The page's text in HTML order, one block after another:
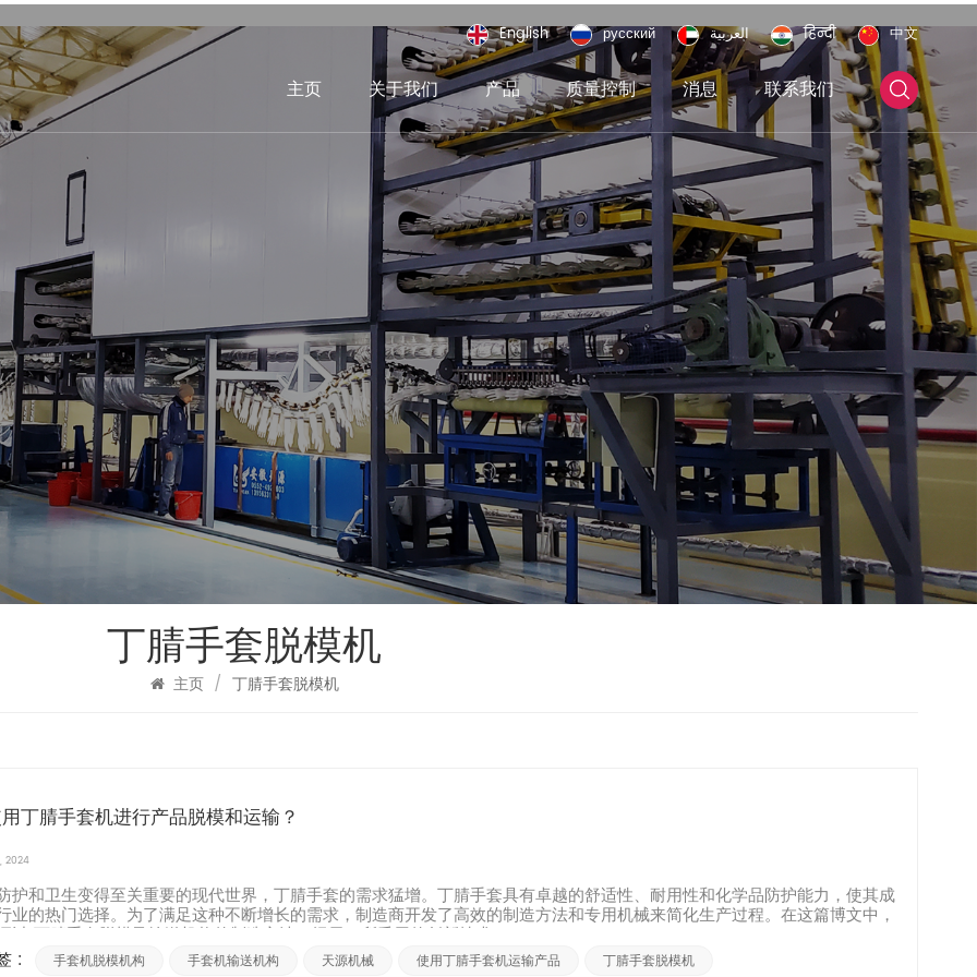
English русский العربية हिन्दी 中文
主页 关于我们 产品 质量控制 消息 联系我们
丁腈手套脱模机
主页 / 丁腈手套脱模机
丁腈手套机进行产品脱模和运输？
2024
护和卫生变得至关重要的现代世界，丁腈手套的需求猛增。丁腈手套具有卓越的舒适性、耐用性和化学品防护能力，使其成
业的热门选择。为了满足这种不断增长的需求，制造商开发了高效的制造方法和专用机械来简化生产过程。在这篇博文中，
讨 丁腈手套脱模及输送机构的制造方法，揭示了所采用的创新技术...
:
手套机脱模机构 手套机输送机构 天源机械 使用丁腈手套机运输产品 丁腈手套脱模机